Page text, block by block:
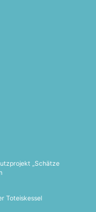
„Schätze
Toteiskessel